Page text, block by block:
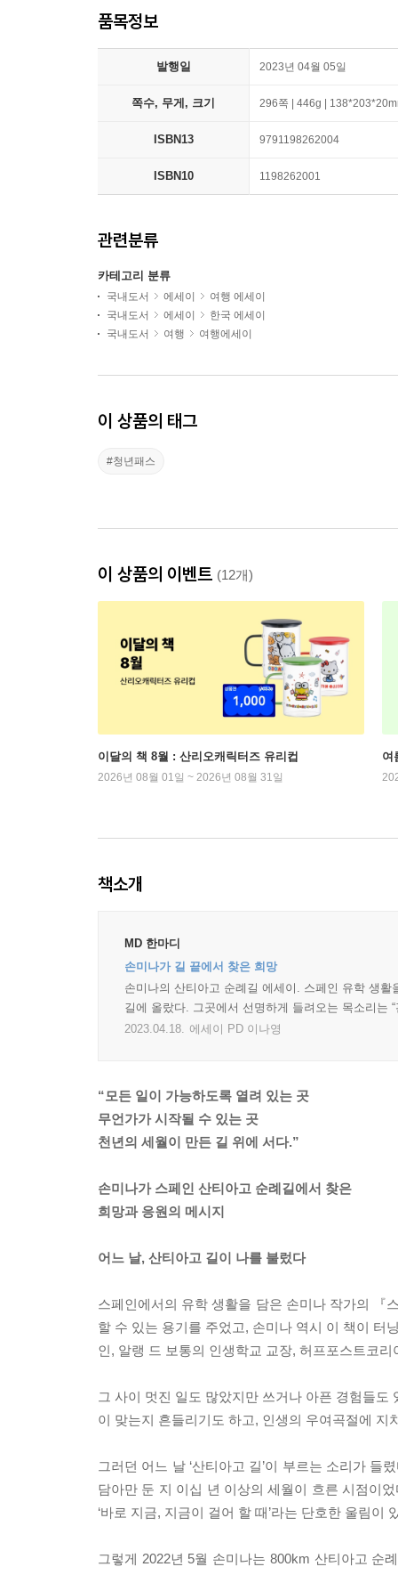
품목정보
발행일 2023년 04월 05일
쪽수, 무게, 크기 296쪽 | 446g |
ISBN13 9791198262004
ISBN10 1198262001
관련분류
카테고리 분류
국내도서 에세이
여행 에세이
국내도서
에세이
한국 에세이
국내도서
여행 여행에세이
이 상품의 태그
#청년패스
이 상품의 이벤트 (12개)
이달의 책 8월 : 산리오캐릭터즈 유리컵
2026년 08월 01일 ~ 2026년 08월 31일
여
책소개
MD 한마디
손미나가 길 끝에서 찾은 희망
손미나의 산티아고 순례길 에세이. 스페인 유학 생
길에 올랐다. 그곳에서 선명하게 들려오는 목소리는
2023.04.18. 에세이 PD 이나영
“모든 일이 가능하도록 열려 있는 곳
무언가가 시작될 수 있는 곳
천년의 세월이 만든 길 위에 서다.”
손미나가 스페인 산티아고 순례길에서 찾은
희망과 응원의 메시지
어느 날, 산티아고 길이 나를 불렀다
스페인에서의 유학 생활을 담은 손미나 작가의 『
할 수 있는 용기를 주었고, 손미나 역시 이 책이 터
인, 알랭 드 보통의 인생학교 교장, 허프포스트코
그 사이 멋진 일도 많았지만 쓰거나 아픈 경험들
이 맞는지 흔들리기도 하고, 인생의 우여곡절에 지
그러던 어느 날 ‘산티아고 길’이 부르는 소리가 들
담아만 둔 지 이십 년 이상의 세월이 흐른 시점이
‘바로 지금, 지금이 걸어 할 때’라는 단호한 울림
그렇게 2022년 5월 손미나는 800km 산티아고 순